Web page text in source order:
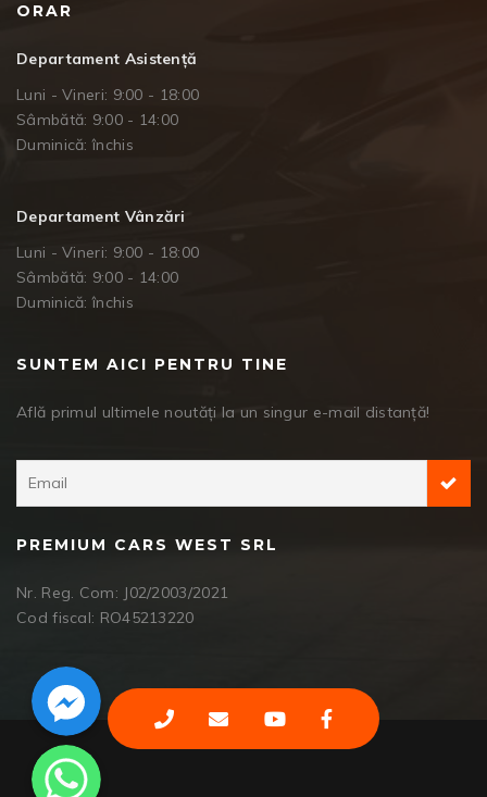
ORAR
Departament Asistență
Luni - Vineri: 9:00 - 18:00
Sâmbătă: 9:00 - 14:00
Duminică: închis
Departament Vânzări
Luni - Vineri: 9:00 - 18:00
Sâmbătă: 9:00 - 14:00
Duminică: închis
SUNTEM AICI PENTRU TINE
Află primul ultimele noutăți la un singur e-mail distanță!
PREMIUM CARS WEST SRL
Nr. Reg. Com: J02/2003/2021
Cod fiscal: RO45213220
Facebook Messenger
WhatsApp